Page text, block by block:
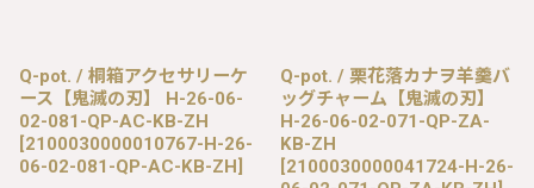
Q-pot. / 桐箱アクセサリーケ
ース【鬼滅の刃】 H-26-06-
02-081-QP-AC-KB-ZH
[2100030000010767-H-26-
06-02-081-QP-AC-KB-ZH]
Q-pot. / 栗花落カナヲ羊羹バ
ッグチャーム【鬼滅の刃】
H-26-06-02-071-QP-ZA-
KB-ZH
[2100030000041724-H-26-